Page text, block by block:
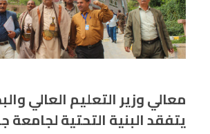
معالي وزير التعليم العالي
يتفقد البنية التحتية لجامعة